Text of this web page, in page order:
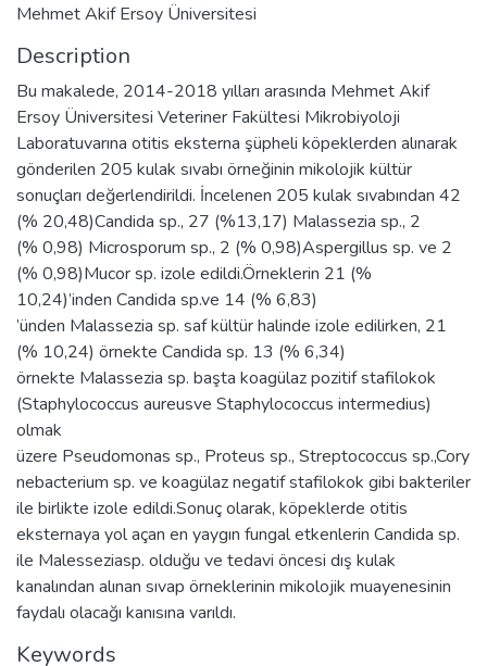
Mehmet Akif Ersoy Üniversitesi
Description
Bu makalede, 2014-2018 yılları arasında Mehmet Akif
Ersoy Üniversitesi Veteriner Fakültesi Mikrobiyoloji
Laboratuvarına otitis eksterna şüpheli köpeklerden alınarak
gönderilen 205 kulak sıvabı örneğinin mikolojik kültür
sonuçları değerlendirildi. İncelenen 205 kulak sıvabından 42
(% 20,48)Candida sp., 27 (%13,17) Malassezia sp., 2
(% 0,98) Microsporum sp., 2 (% 0,98)Aspergillus sp. ve 2
(% 0,98)Mucor sp. izole edildi.Örneklerin 21 (%
10,24)’inden Candida sp.ve 14 (% 6,83)
’ünden Malassezia sp. saf kültür halinde izole edilirken, 21
(% 10,24) örnekte Candida sp. 13 (% 6,34)
örnekte Malassezia sp. başta koagülaz pozitif stafilokok
(Staphylococcus aureusve Staphylococcus intermedius)
olmak
üzere Pseudomonas sp., Proteus sp., Streptococcus sp.,Cory
nebacterium sp. ve koagülaz negatif stafilokok gibi bakteriler
ile birlikte izole edildi.Sonuç olarak, köpeklerde otitis
eksternaya yol açan en yaygın fungal etkenlerin Candida sp.
ile Malesseziasp. olduğu ve tedavi öncesi dış kulak
kanalından alınan sıvap örneklerinin mikolojik muayenesinin
faydalı olacağı kanısına varıldı.
Keywords